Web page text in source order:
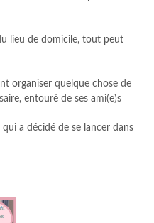
lieu de domicile, tout peut
organiser quelque chose de
entouré de ses ami(e)s
a décidé de se lancer dans